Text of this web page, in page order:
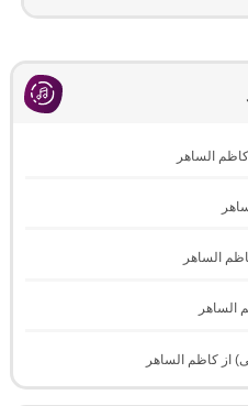
الساهر
الساهر
الساهر
از کاظم الساهر